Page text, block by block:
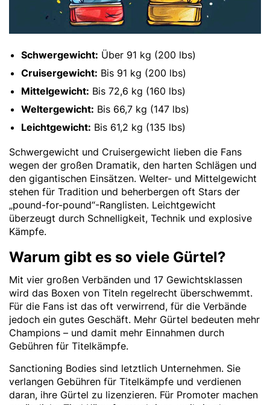
Schwergewicht: Über 91 kg (200 lbs)
Cruisergewicht: Bis 91 kg (200 lbs)
Mittelgewicht: Bis 72,6 kg (160 lbs)
Weltergewicht: Bis 66,7 kg (147 lbs)
Leichtgewicht: Bis 61,2 kg (135 lbs)
Schwergewicht und Cruisergewicht lieben die Fans
wegen der großen Dramatik, den harten Schlägen und
den gigantischen Einsätzen. Welter- und Mittelgewicht
stehen für Tradition und beherbergen oft Stars der
„pound-for-pound“-Ranglisten. Leichtgewicht
überzeugt durch Schnelligkeit, Technik und explosive
Kämpfe.
Warum gibt es so viele Gürtel?
Mit vier großen Verbänden und 17 Gewichtsklassen
wird das Boxen von Titeln regelrecht überschwemmt.
Für die Fans ist das oft verwirrend, für die Verbände
jedoch ein gutes Geschäft. Mehr Gürtel bedeuten mehr
Champions – und damit mehr Einnahmen durch
Gebühren für Titelkämpfe.
Sanctioning Bodies sind letztlich Unternehmen. Sie
verlangen Gebühren für Titelkämpfe und verdienen
daran, ihre Gürtel zu lizenzieren. Für Promoter machen